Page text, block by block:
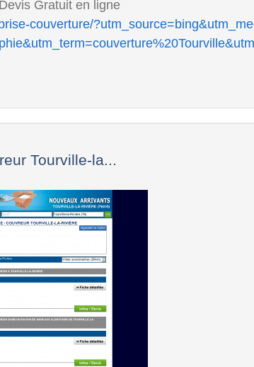
Gratuit en ligne
couverture/
Tourville-la...